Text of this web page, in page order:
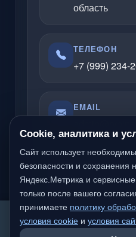
We detected you are
speaking region.
область
ТЕЛЕФОН
+7 (999) 234-
EMAIL
Отвечаю по
серверов,
компьютерной
Cookie, аналитика и
Сайт использует
безопасности и сохранения
Яндекс.Метрика и
только после вашего
принимаете политику
условия cookie и условия